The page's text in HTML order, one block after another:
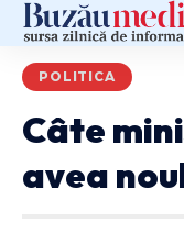
POLITICA
Câte
avea